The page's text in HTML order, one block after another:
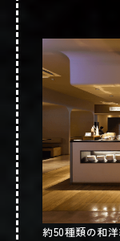
約50種類の和